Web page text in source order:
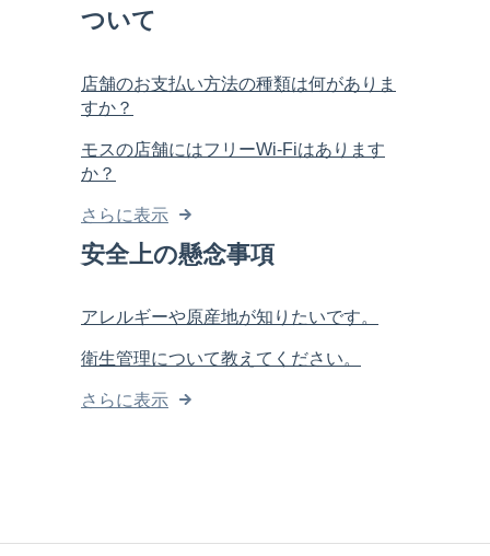
ついて
店舗のお支払い方法の種類は何がありま
すか？
モスの店舗にはフリーWi-Fiはあります
か？
さらに表示
安全上の懸念事項
アレルギーや原産地が知りたいです。
衛生管理について教えてください。
さらに表示